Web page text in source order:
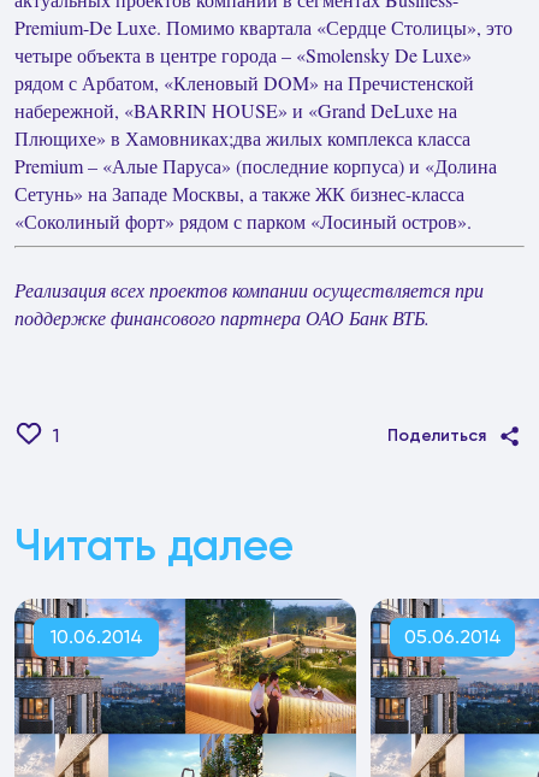
Premium-De Luxe. Помимо квартала «Сердце Столицы», это
четыре объекта в центре города – «Smolensky De Luxe»
рядом с Арбатом, «Кленовый DOM» на Пречистенской
набережной, «BARRIN HOUSE» и «Grand DeLuxe на
Плющихе» в Хамовниках;два жилых комплекса класса
Premium – «Алые Паруса» (последние корпуса) и «Долина
Сетунь» на Западе Москвы, а также ЖК бизнес-класса
«Соколиный форт» рядом с парком «Лосиный остров».
Реализация всех проектов компании осуществляется при
поддержке финансового партнера ОАО Банк ВТБ.
1 Поделиться
Читать далее
10.06.2014 05.06.2014